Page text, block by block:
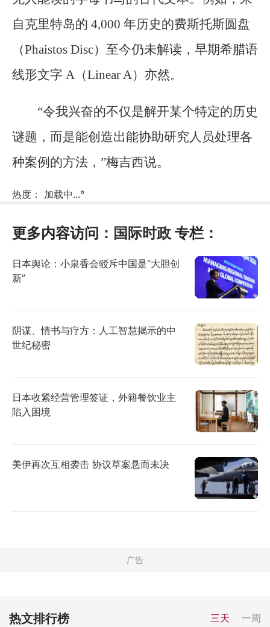
自克里特岛的 4,000 年历史的费斯托斯圆盘
（Phaistos Disc）至今仍未解读，早期希腊语
线形文字 A（Linear A）亦然。
“令我兴奋的不仅是解开某个特定的历史
谜题，而是能创造出能协助研究人员处理各
种案例的方法，”梅吉西说。
热度： 加载中...°
更多内容访问： 国际时政 专栏：
日本舆论：小泉香会驳斥中国是“大胆创
新”
阴谋、情书与疗方：人工智慧揭示的中
世纪秘密
日本收紧经营管理签证，外籍餐饮业主
陷入困境
美伊再次互相袭击 协议草案悬而未决
热文排行榜 三天 一周